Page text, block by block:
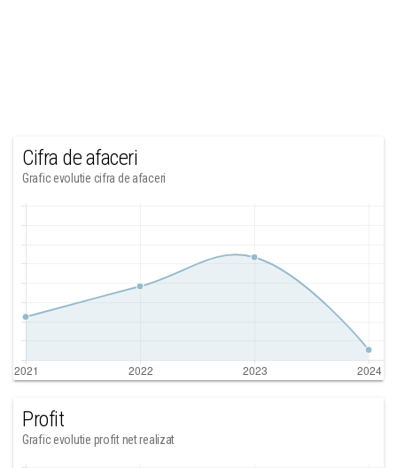
Cifra de afaceri
Grafic evolutie cifra de afaceri
Profit
Grafic evolutie profit net realizat